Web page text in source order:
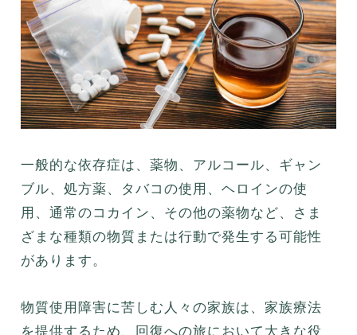
一般的な依存症は、薬物、アルコール、ギャン
ブル、処方薬、タバコの使用、ヘロインの使
用、通常のコカイン、その他の薬物など、さま
ざまな種類の物質または行動で発生する可能性
があります。
物質使用障害に苦しむ人々の家族は、家族療法
を提供するため、回復への旅において大きな役